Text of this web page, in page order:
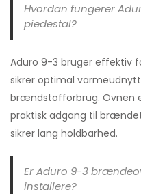
Hvordan fungerer
piedestal?
Aduro 9-3 bruger effektiv
sikrer optimal
brændstofforbrug. Ovnen
praktisk adgang til
sikrer lang holdbarhed.
Er Aduro 9-3
installere?